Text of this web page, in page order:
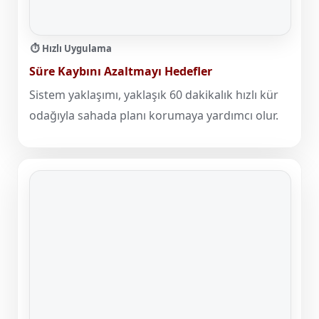
⏱️ Hızlı Uygulama
Süre Kaybını Azaltmayı Hedefler
Sistem yaklaşımı, yaklaşık 60 dakikalık hızlı kür
odağıyla sahada planı korumaya yardımcı olur.